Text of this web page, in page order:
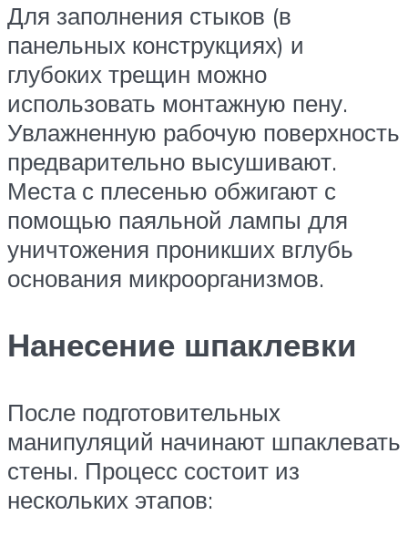
Для заполнения стыков (в
панельных конструкциях) и
глубоких трещин можно
использовать монтажную пену.
Увлажненную рабочую поверхность
предварительно высушивают.
Места с плесенью обжигают с
помощью паяльной лампы для
уничтожения проникших вглубь
основания микроорганизмов.
Нанесение шпаклевки
После подготовительных
манипуляций начинают шпаклевать
стены. Процесс состоит из
нескольких этапов: